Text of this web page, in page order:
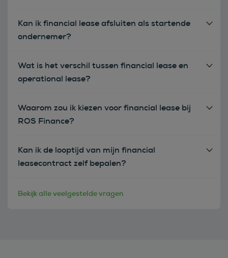
Kan ik financial lease afsluiten als startende
ondernemer?
Wat is het verschil tussen financial lease en
operational lease?
Waarom zou ik kiezen voor financial lease bij
ROS Finance?
Kan ik de looptijd van mijn financial
leasecontract zelf bepalen?
Bekijk alle veelgestelde vragen